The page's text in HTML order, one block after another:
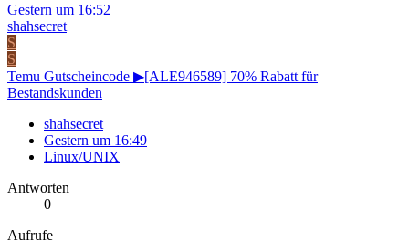
Gestern um 16:52
shahsecret
S
S
Temu Gutscheincode ▶[ALE946589] 70% Rabatt für
Bestandskunden
shahsecret
Gestern um 16:49
Linux/UNIX
Antworten
0
Aufrufe